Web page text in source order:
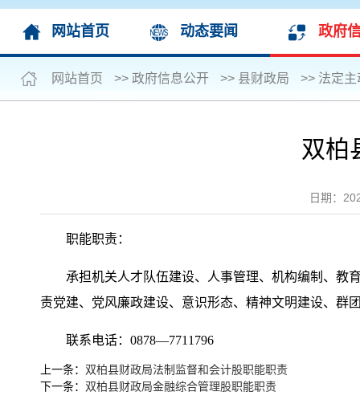
网站首页 动态要闻 政府
网站首页 >> 政府信息公开 >> 县财政局 >> 法定
双柏
日期：
职能职责：
承担机关人才队伍建设、人事管理、机构编制、教
责党建、党风廉政建设、意识形态、精神文明建设、群
联系电话：0878—7711796
上一条： 双柏县财政局法制监督和会计股职能职责
下一条： 双柏县财政局金融综合管理股职能职责